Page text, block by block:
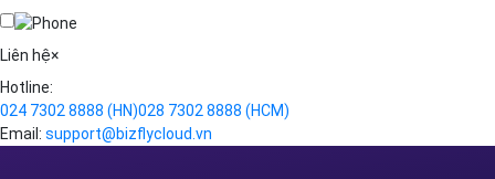
Videos
Liên hệ×
Hotline:
024 7302 8888 (HN)028 7302 8888 (HCM)
Email: support@bizflycloud.vn